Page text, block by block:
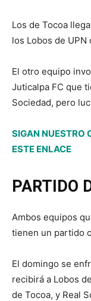
Los de Tocoa
los Lobos de UPN
El otro equipo
Juticalpa FC que
Sociedad, pero
SIGAN NUESTRO
ESTE ENLACE
PARTIDO
Ambos equipos
tienen un partido
El domingo se
recibirá a Lobos
de Tocoa, y Real